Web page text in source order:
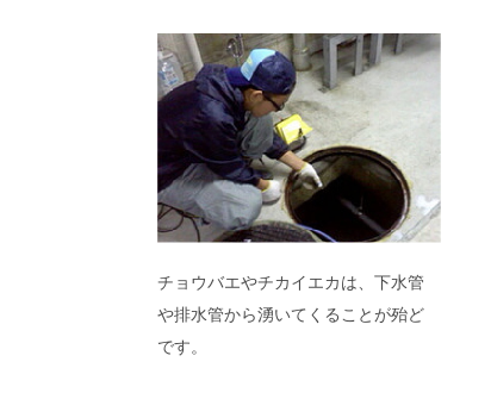
チョウバエやチカイエカは、下水管
や排水管から湧いてくることが殆ど
です。